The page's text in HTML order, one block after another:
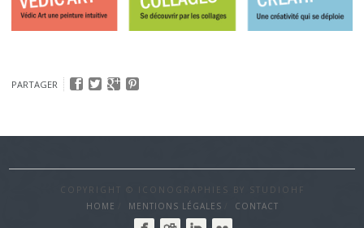
PARTAGER
COPYRIGHT © ICONOGRAPHIES BY STUDIOHF
HOME
MENTIONS LÉGALES CONTACT